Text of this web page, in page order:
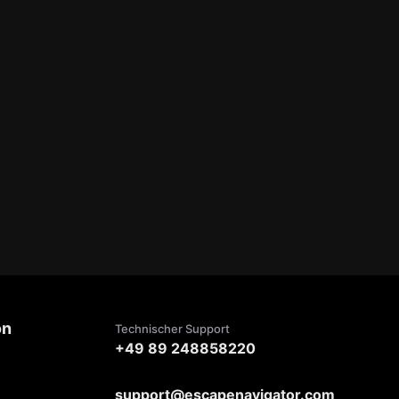
Technischer Support
+49 89 248858220
support@escapenavigator.com